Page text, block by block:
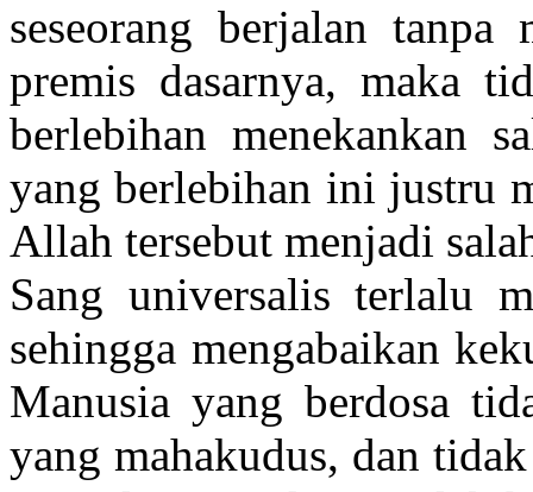
seseorang berjalan
premis dasarnya, maka
berlebihan menekankan
yang berlebihan ini justru
Allah tersebut menjadi
Sang universalis terlalu
sehingga mengabaikan
Manusia yang berdosa
yang mahakudus, dan